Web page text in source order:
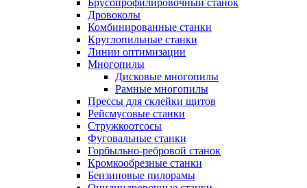
Брусопрофилировочный станок
Дровоколы
Комбинированные станки
Круглопильные станки
Линии оптимизации
Многопилы
Дисковые многопилы
Рамные многопилы
Прессы для склейки щитов
Рейсмусовые станки
Стружкоотсосы
Фуговальные станки
Горбыльно-ребровой станок
Кромкообрезные станки
Бензиновые пилорамы